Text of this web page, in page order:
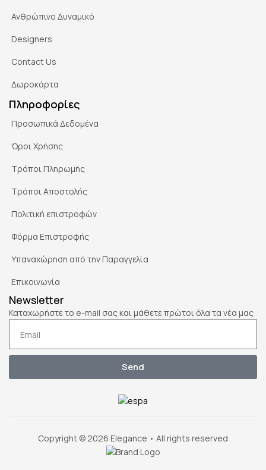
Ανθρώπινο Δυναμικό
Designers
Contact Us
Δωροκάρτα
Πληροφορίες
Προσωπικά Δεδομένα
Όροι Χρήσης
Τρόποι Πληρωμής
Τρόποι Αποστολής
Πολιτική επιστροφών
Φόρμα Επιστροφής
Υπαναχώρηση από την Παραγγελία
Επικοινωνία
Newsletter
Καταχωρήστε το e-mail σας και μάθετε πρώτοι όλα τα νέα μας
Send
Copyright © 2026 Elegance • All rights reserved